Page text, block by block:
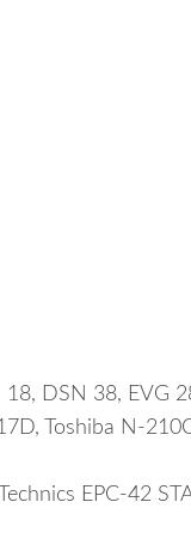
18, DSN 38, EVG
Toshiba N-
EPC-42